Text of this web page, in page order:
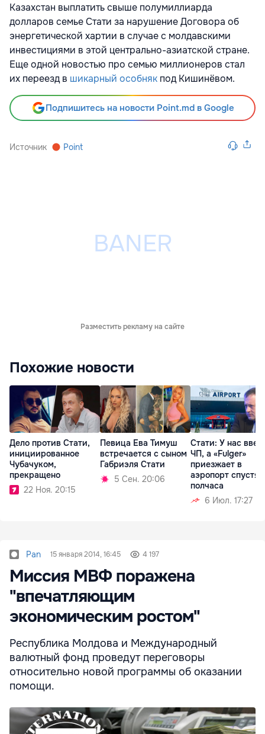
Казахстан выплатить свыше полумиллиарда
долларов семье Стати за нарушение Договора об
энергетической хартии в случае с молдавскими
инвестициями в этой центрально-азиатской стране.
Еще одной новостью про семью миллионеров стал
их переезд в шикарный особняк под Кишинёвом.
Подпишитесь на новости Point.md в Google
Источник Point
Разместить рекламу на сайте
Похожие новости
Дело против Стати,
инициированное
Чубачуком,
прекращено
22 Ноя. 20:15
Певица Ева Тимуш
встречается с сыном
Габриэля Стати
5 Сен. 20:06
Стати: У нас
ЧП, а «Fulger»
приезжает в
аэропорт спустя
полчаса
6 Июл. 17:27
Pan 15 января 2014, 16:45 4 197
Миссия МВФ поражена
"впечатляющим
экономическим ростом"
Республика Молдова и Международный
валютный фонд проведут переговоры
относительно новой программы об оказании
помощи.